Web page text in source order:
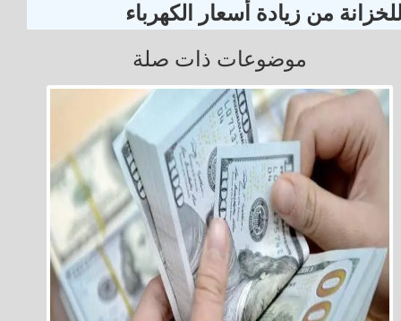
من زيادة أسعار الكهرباء
موضوعات ذات صلة